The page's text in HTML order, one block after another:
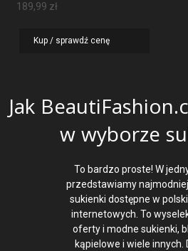
189,99 zł
Kup / sprawdź cenę
Jak
w wyborze
To bardzo proste! W
przedstawiamy
sukienki dostępne w
internetowych. To
oferty i modne sukienki,
kąpielowe i wiele innych.